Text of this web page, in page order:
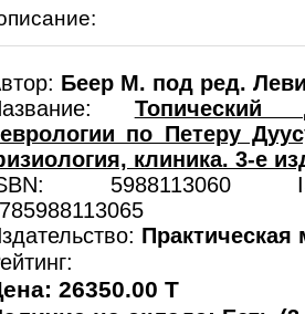
Беер М. под ред.
по Петеру
клиника. 3-е
5988113060
Практическая
26350.00 T